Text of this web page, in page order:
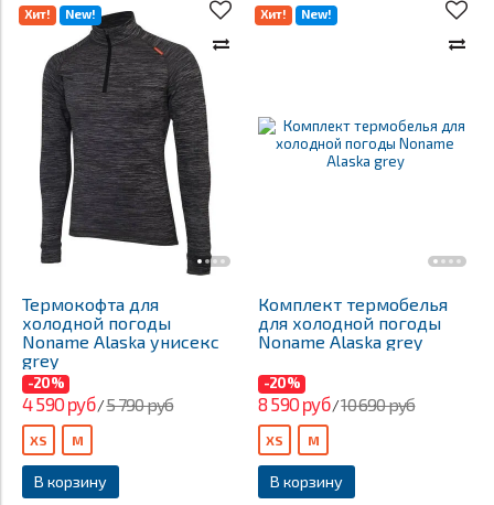
Хит! New!
Термокофта для
холодной погоды
Noname Alaska унисекс
grey
-20%
4 590 руб/5 790 руб
В корзину
XS M
Хит! New!
Комплект термобелья
для холодной погоды
Noname Alaska grey
-20%
8 590 руб/10 690 руб
В корзину
XS M